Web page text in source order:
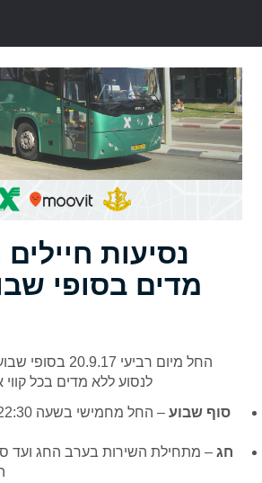
נסיעות
מדים בסופי
החל מיום רביעי
לנסוע ללא מדים בכל קווי
סוף שבוע
חג – מתחילת השירות בערב החג ועד